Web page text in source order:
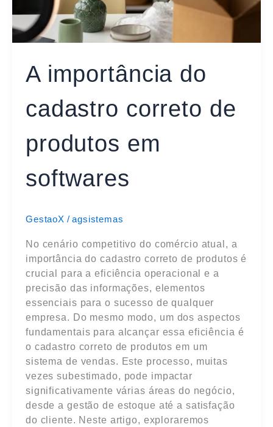
A importância do
cadastro correto de
produtos em
softwares
GestaoX /agsistemas
No cenário competitivo do comércio atual, a
importância do cadastro correto de produtos é
crucial para a eficiência operacional e a
precisão das informações, elementos
essenciais para o sucesso de qualquer
empresa. Do mesmo modo, um dos aspectos
fundamentais para alcançar essa eficiência é
o cadastro correto de produtos em um
sistema de vendas. Este processo, muitas
vezes subestimado, pode impactar
significativamente várias áreas do negócio,
desde a gestão de estoque até a satisfação
do cliente. Neste artigo, exploraremos